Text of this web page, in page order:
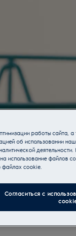
работы сайта,
об использовании
использование файлов
файлах cookie.
Согласиться с